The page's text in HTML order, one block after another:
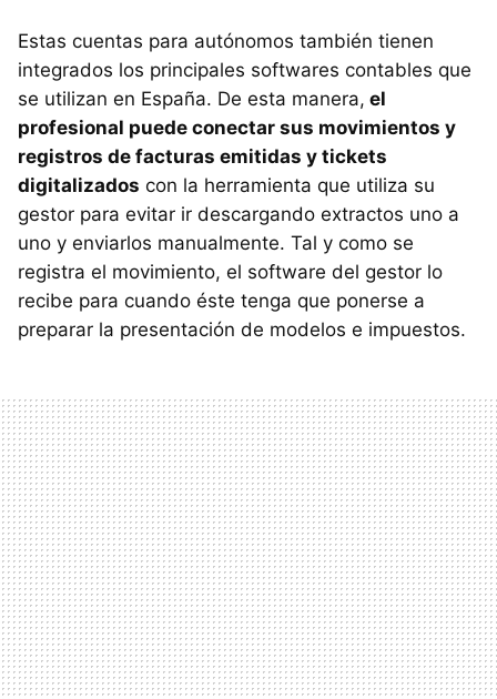
Estas cuentas para autónomos también tienen
integrados los principales softwares contables que
se utilizan en España. De esta manera, el
profesional puede conectar sus movimientos y
registros de facturas emitidas y tickets
digitalizados con la herramienta que utiliza su
gestor para evitar ir descargando extractos uno a
uno y enviarlos manualmente. Tal y como se
registra el movimiento, el software del gestor lo
recibe para cuando éste tenga que ponerse a
preparar la presentación de modelos e impuestos.